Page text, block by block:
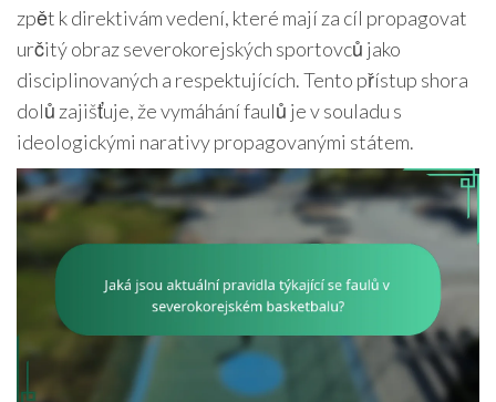
zpět k direktivám vedení, které mají za cíl propagovat
určitý obraz severokorejských sportovců jako
disciplinovaných a respektujících. Tento přístup shora
dolů zajišťuje, že vymáhání faulů je v souladu s
ideologickými narativy propagovanými státem.